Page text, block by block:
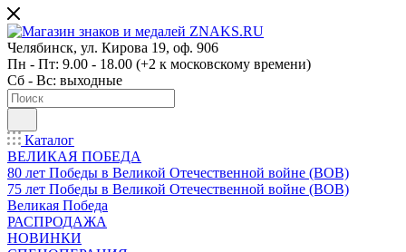
Челябинск, ул. Кирова 19, оф. 906
Пн - Пт: 9.00 - 18.00 (+2 к московскому времени)
Сб - Вс: выходные
Каталог
ВЕЛИКАЯ ПОБЕДА
80 лет Победы в Великой Отечественной войне (ВОВ)
75 лет Победы в Великой Отечественной войне (ВОВ)
Великая Победа
РАСПРОДАЖА
НОВИНКИ